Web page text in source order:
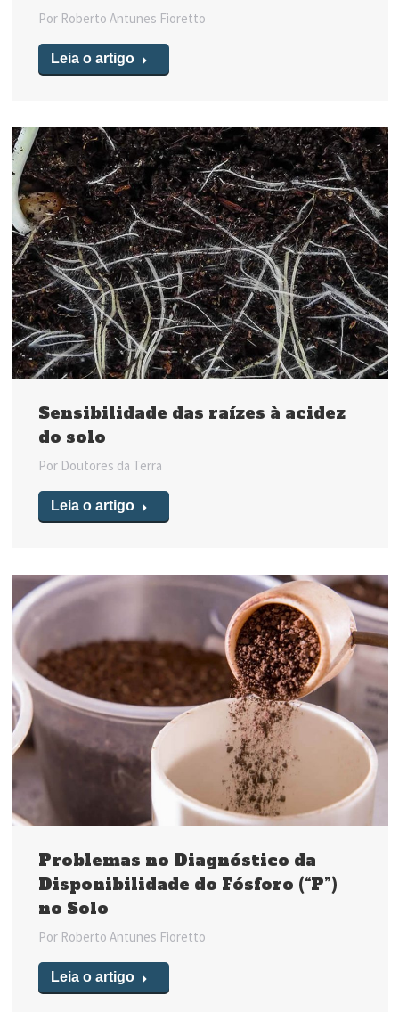
Por Roberto Antunes Fioretto
Leia o artigo
Sensibilidade das raízes à acidez
do solo
Por Doutores da Terra
Leia o artigo
Problemas no Diagnóstico da
Disponibilidade do Fósforo (“P”)
no Solo
Por Roberto Antunes Fioretto
Leia o artigo